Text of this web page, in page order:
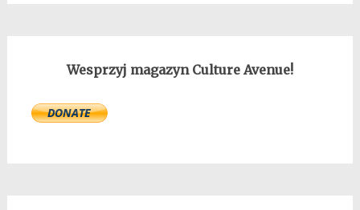
Wesprzyj magazyn Culture Avenue!